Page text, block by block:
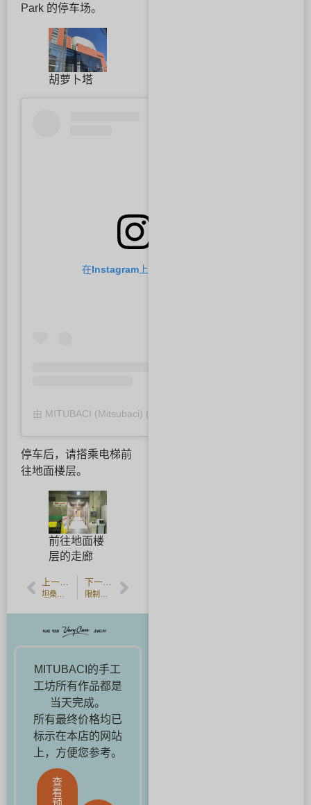
Park 的停车场。
胡萝卜塔
在Instagram上查看此帖
停车后，请搭乘电梯前
往地面楼层。
前往地面楼
层的走廊
上一篇文章 下一篇文章
MITUBACI的手工
工坊所有作品都是
当天完成。
所有最终价格均已
标示在本店的网站
上，方便您参考。
查
看